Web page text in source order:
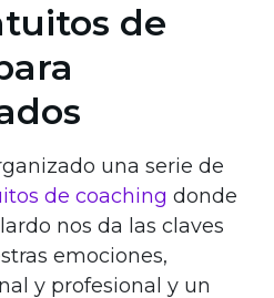
de
una serie de
de coaching donde
nos da las claves
emociones,
y profesional y un